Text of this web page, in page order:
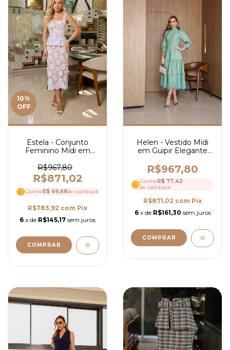
10%
OFF
Estela - Conjunto
Feminino Mídi em
de Decote Reto e Saia
Fluida Elegante- Ref
4137
R$967,80
R$871,02
GanheR$ 69,68de cashback
R$783,92 com Pix
6 x de R$145,17 sem juros
COMPRAR
Helen - Vestido Mídi
em Guipir Elegante
Bufante e Estrutura
Refinada - Ref 4247
R$967,80
GanheR$ 77,42
de cashback
R$871,02 com Pix
6 x de R$161,30 sem juros
COMPRAR